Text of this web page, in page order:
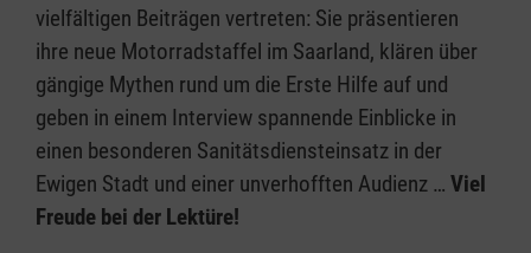
vielfältigen Beiträgen vertreten: Sie präsentieren
ihre neue Motorradstaffel im Saarland, klären über
gängige Mythen rund um die Erste Hilfe auf und
geben in einem Interview spannende Einblicke in
einen besonderen Sanitätsdiensteinsatz in der
Ewigen Stadt und einer unverhofften Audienz … Viel
Freude bei der Lektüre!